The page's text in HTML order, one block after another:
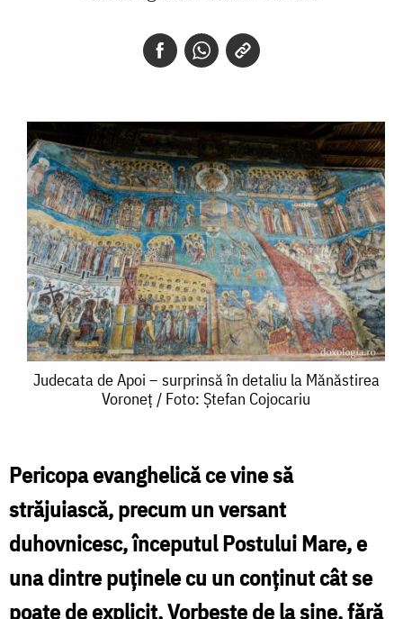
Judecata
–
surprinsă
în
detaliu
Judecata de Apoi – surprinsă în detaliu la Mănăstirea
Voroneț / Foto: Ștefan Cojocariu
Pericopa evanghelică ce vine să
străjuiască, precum un versant
duhovnicesc, începutul Postului Mare, e
una dintre puținele cu un conținut cât se
poate de explicit. Vorbește de la sine, fără